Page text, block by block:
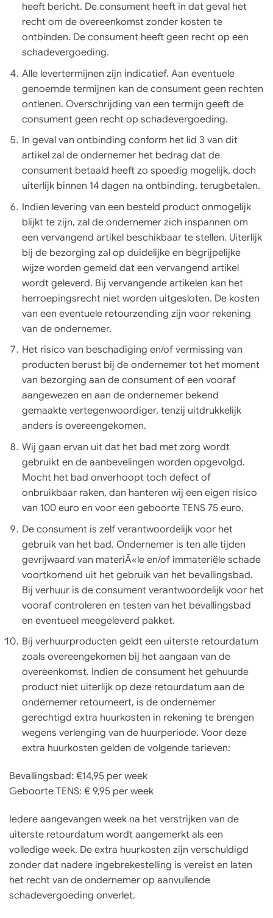
heeft bericht. De consument heeft in dat geval het
recht om de overeenkomst zonder kosten te
ontbinden. De consument heeft geen recht op een
schadevergoeding.
Alle levertermijnen zijn indicatief. Aan eventuele
genoemde termijnen kan de consument geen rechten
ontlenen. Overschrijding van een termijn geeft de
consument geen recht op schadevergoeding.
In geval van ontbinding conform het lid 3 van dit
artikel zal de ondernemer het bedrag dat de
consument betaald heeft zo spoedig mogelijk, doch
uiterlijk binnen 14 dagen na ontbinding, terugbetalen.
Indien levering van een besteld product onmogelijk
blijkt te zijn, zal de ondernemer zich inspannen om
een vervangend artikel beschikbaar te stellen. Uiterlijk
bij de bezorging zal op duidelijke en begrijpelijke
wijze worden gemeld dat een vervangend artikel
wordt geleverd. Bij vervangende artikelen kan het
herroepingsrecht niet worden uitgesloten. De kosten
van een eventuele retourzending zijn voor rekening
van de ondernemer.
Het risico van beschadiging en/of vermissing van
producten berust bij de ondernemer tot het moment
van bezorging aan de consument of een vooraf
aangewezen en aan de ondernemer bekend
gemaakte vertegenwoordiger, tenzij uitdrukkelijk
anders is overeengekomen.
Wij gaan ervan uit dat het bad met zorg wordt
gebruikt en de aanbevelingen worden opgevolgd.
Mocht het bad onverhoopt toch defect of
onbruikbaar raken, dan hanteren wij een eigen risico
van 100 euro en voor een geboorte TENS 75 euro.
De consument is zelf verantwoordelijk voor het
gebruik van het bad. Ondernemer is ten alle tijden
gevrijwaard van materiÃ«le en/of immateriële schade
voortkomend uit het gebruik van het bevallingsbad.
Bij verhuur is de consument verantwoordelijk voor het
vooraf controleren en testen van het bevallingsbad
en eventueel meegeleverd pakket.
Bij verhuurproducten geldt een uiterste retourdatum
zoals overeengekomen bij het aangaan van de
overeenkomst. Indien de consument het gehuurde
product niet uiterlijk op deze retourdatum aan de
ondernemer retourneert, is de ondernemer
gerechtigd extra huurkosten in rekening te brengen
wegens verlenging van de huurperiode. Voor deze
extra huurkosten gelden de volgende tarieven:
Bevallingsbad: €14,95 per week
Geboorte TENS: € 9,95 per week
Iedere aangevangen week na het verstrijken van de
uiterste retourdatum wordt aangemerkt als een
volledige week. De extra huurkosten zijn verschuldigd
zonder dat nadere ingebrekestelling is vereist en laten
het recht van de ondernemer op aanvullende
schadevergoeding onverlet.